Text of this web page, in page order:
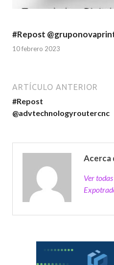
#Repost
10 febrero 2023
ARTÍCULO ANTERIOR
#Repost
@advtechnologyroutercnc
Acerca
Ver